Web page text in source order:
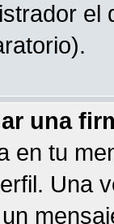
una
en tu
Una